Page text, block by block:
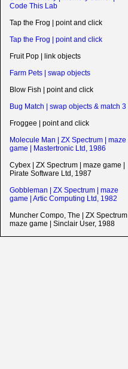
Code This Lab
Tap the Frog | point and click
Tap the Frog | point and click
Fruit Pop | link objects
Farm Pets | swap objects
Blow Fish | point and click
Bug Match | swap objects & match 3
Froggee | point and click
Molecule Man | ZX Spectrum | maze
game | Mastertronic Ltd, 1986
Cybex | ZX Spectrum | maze game |
Pirate Software Ltd, 1987
Gobbleman | ZX Spectrum | maze
game | Artic Computing Ltd, 1982
Muncher Compo, The | ZX Spectrum |
maze game | Sinclair User, 1988